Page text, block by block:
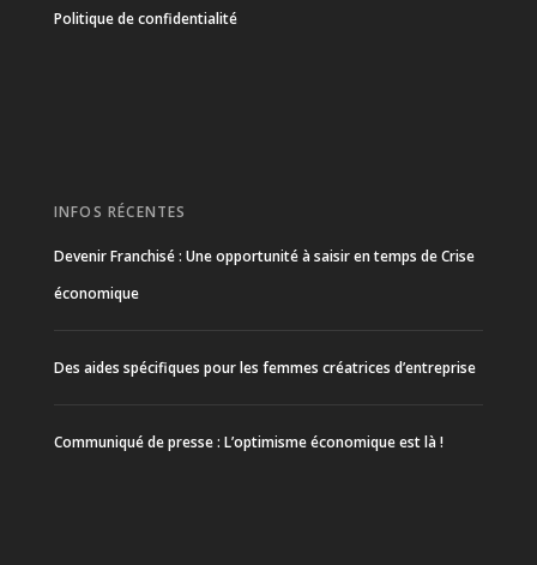
Politique de confidentialité
INFOS RÉCENTES
Devenir Franchisé : Une opportunité à saisir en temps de Crise
économique
Des aides spécifiques pour les femmes créatrices d’entreprise
Communiqué de presse : L’optimisme économique est là !